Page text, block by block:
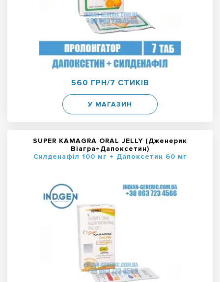
560 ГРН/7 СТИКІВ
У МАГАЗИН
SUPER KAMAGRA ORAL JELLY (Дженерик
Віагра+Дапоксетин)
Силденафіл 100 мг + Дапоксетин 60 мг